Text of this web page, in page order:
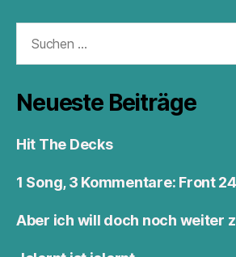
nach:
Neueste Beiträge
Hit The Decks
1 Song, 3 Kommentare: Front
Aber ich will doch noch weiter